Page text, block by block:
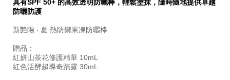
%28%E5%83%B9%E5%80%BC%243%2C032-
SB000003283.html
編
號。
SB000003283
具有SPF 50+ 的高效透明防曬棒，輕鬆塗抹，隨時隨地提供卓越
防曬防護
新艷陽 ‧ 夏 熱防禦果凍防曬棒
贈品：
紅妍山茶花修護精華 10mL
紅色活酵超導奇蹟露 30mL